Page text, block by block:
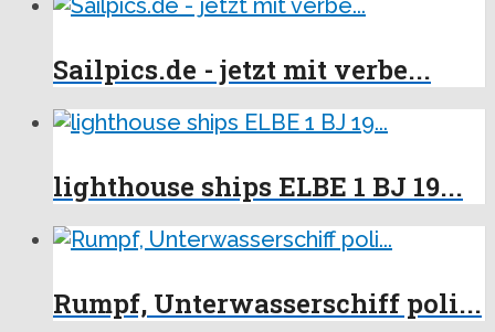
Sailpics.de - jetzt mit verbe...
lighthouse ships ELBE 1 BJ 19...
Rumpf, Unterwasserschiff poli...